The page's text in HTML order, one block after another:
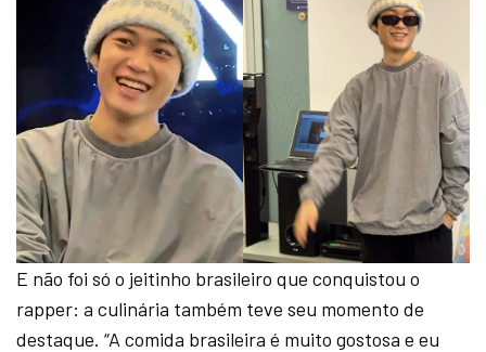
E não foi só o jeitinho brasileiro que conquistou o
rapper: a culinária também teve seu momento de
destaque. “A comida brasileira é muito gostosa e eu